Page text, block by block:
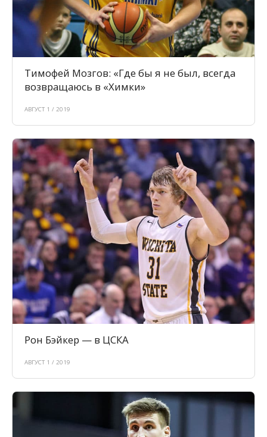
Тимофей Мозгов: «Где бы я не был, всегда
возвращаюсь в «Химки»
АВГУСТ 1 / 2019
Рон Бэйкер — в ЦСКА
АВГУСТ 1 / 2019